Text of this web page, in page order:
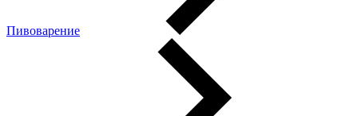
Пивоварение